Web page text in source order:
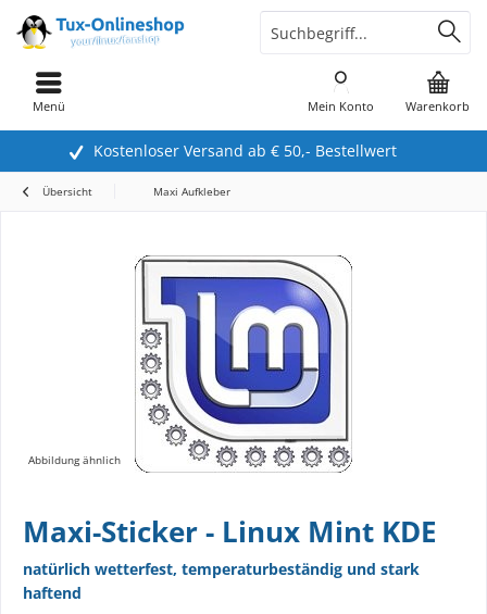
Kostenloser Versand ab € 50,- Bestellwert
Warenkorb
Mein Konto
Menü
Übersicht Maxi Aufkleber
Abbildung ähnlich
Maxi-Sticker - Linux Mint KDE
natürlich wetterfest, temperaturbeständig und stark
haftend